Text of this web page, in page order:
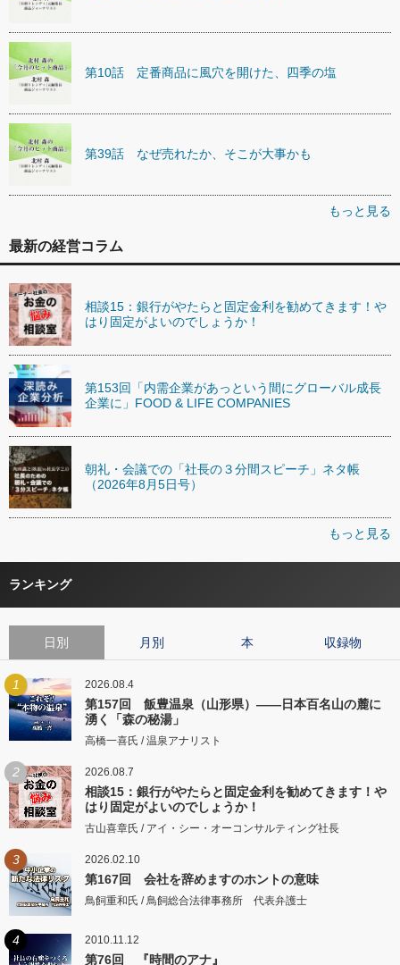
第10話 定番商品に風穴を開けた、四季の塩
第39話 なぜ売れたか、そこが大事かも
もっと見る
最新の経営コラム
相談15：銀行がやたらと固定金利を勧めてきます！や
はり固定がよいのでしょうか！
第153回「内需企業があっという間にグローバル成長
企業に」FOOD & LIFE COMPANIES
朝礼・会議での「社長の３分間スピーチ」ネタ帳
（2026年8月5日号）
もっと見る
ランキング
日別 月別 本 収録物
1 2026.08.4
第157回 飯豊温泉（山形県）――日本百名山の麓に
湧く「森の秘湯」
高橋一喜氏 / 温泉アナリスト
2 2026.08.7
相談15：銀行がやたらと固定金利を勧めてきます！や
はり固定がよいのでしょうか！
古山喜章氏 / アイ・シー・オーコンサルティング社長
3 2026.02.10
第167回 会社を辞めますのホントの意味
鳥飼重和氏 / 鳥飼総合法律事務所 代表弁護士
4 2010.11.12
第76回 『時間のアナ』